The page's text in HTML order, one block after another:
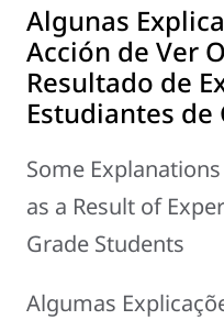
Algunas
Acción de Ver
Resultado de
Estudiantes
Some
as a Result of
Grade Students
Algumas